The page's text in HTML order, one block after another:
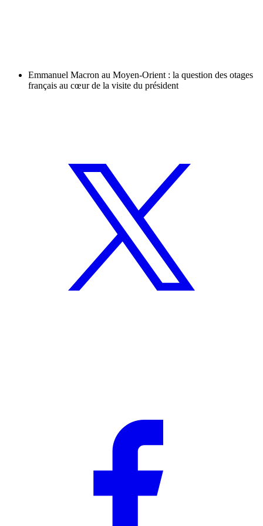
Emmanuel Macron au Moyen-Orient : la question des otages
français au cœur de la visite du président